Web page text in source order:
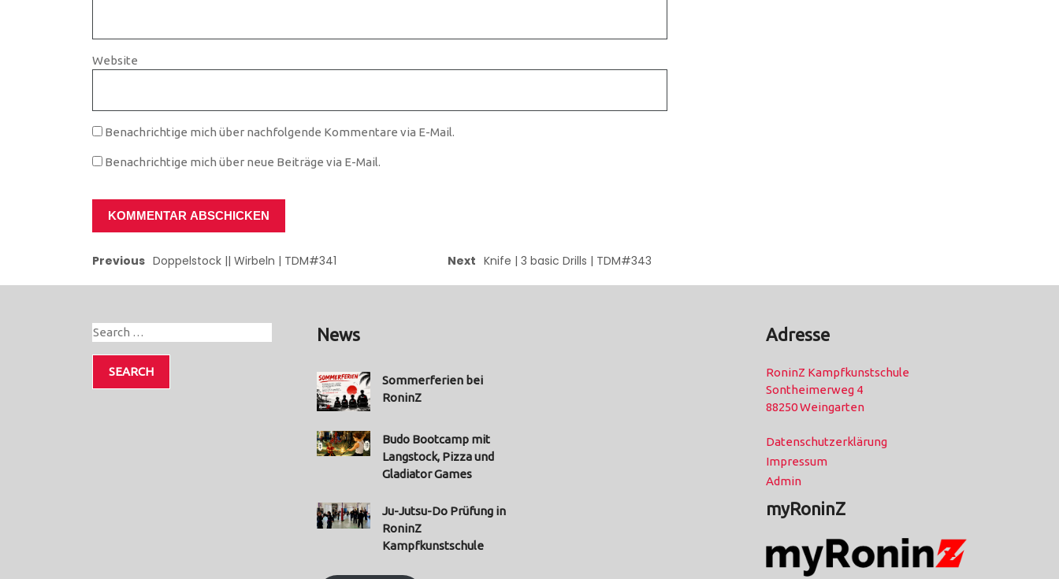
Website
Benachrichtige mich über nachfolgende Kommentare via E-Mail.
Benachrichtige mich über neue Beiträge via E-Mail.
Previous Doppelstock || Wirbeln | TDM#341 Next Knife | 3 basic Drills | TDM#343
News
Sommerferien bei
RoninZ
Budo Bootcamp mit
Langstock, Pizza und
Gladiator Games
Ju-Jutsu-Do Prüfung in
RoninZ
Kampfkunstschule
Adresse
RoninZ Kampfkunstschule
Sontheimerweg 4
88250 Weingarten
Datenschutzerklärung
Impressum
Admin
myRoninZ